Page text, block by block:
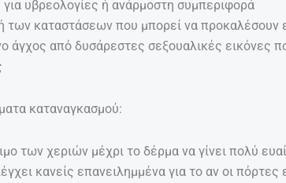
για υβρεολογίες ή ανάρμοστη συμπεριφορά
των καταστάσεων που μπορεί να προκαλέσουν
άγχος από δυσάρεστες σεξουαλικές εικόνες
καταναγκασμού:
των χεριών μέχρι το δέρμα να γίνει πολύ
κανείς επανειλημμένα για το αν οι πόρτες